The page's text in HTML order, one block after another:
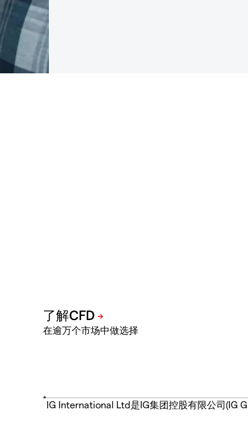
在逾万个市场中做选择
*
IG International Ltd是IG集团控股有限公司(IG